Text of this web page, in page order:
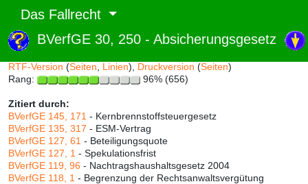
Das Fallrecht
BVerfGE 30, 250 - Absicherungsgesetz
Abruf und Rang:
RTF-Version (Seiten Linien), Druckversion (Seiten)
Rang:
96% (656)
Zitiert durch:
BVerfGE 145, 171 - Kernbrennstoffsteuergesetz
BVerfGE 135, 317 - ESM-Vertrag
BVerfGE 127, 61 - Beteiligungsquote
BVerfGE 127, 1 - Spekulationsfrist
BVerfGE 119, 96 - Nachtragshaushaltsgesetz 2004
BVerfGE 118, 1 - Begrenzung der Rechtsanwaltsvergütung